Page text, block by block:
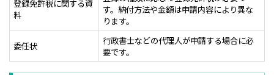
登録免許税に関する資
料
す。納付方法や金額は申請内容により異な
ります。
委任状
行政書士などの代理人が申請する場合に必
要です。